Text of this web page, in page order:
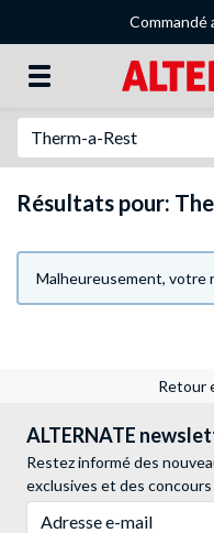
Commandé
Résultats pour:
Malheureusement, votre
Retour
ALTERNATE
Restez informé des
exclusives et des